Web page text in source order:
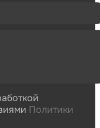
Политики